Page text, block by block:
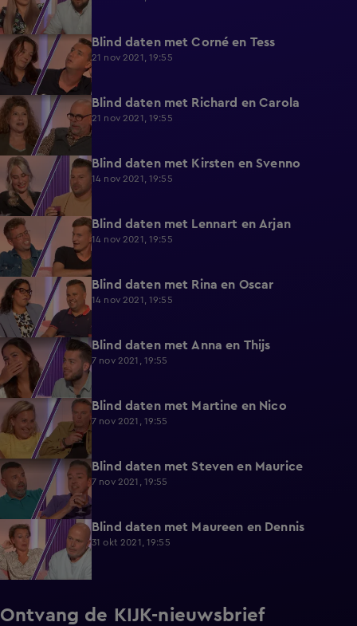
9:57 Blind daten met Corné en Tess
21 nov 2021, 19:55
10:14 Blind daten met Richard en Carola
21 nov 2021, 19:55
8:42 Blind daten met Kirsten en Svenno
14 nov 2021, 19:55
9:08 Blind daten met Lennart en Arjan
14 nov 2021, 19:55
9:53 Blind daten met Rina en Oscar
14 nov 2021, 19:55
9:23 Blind daten met Anna en Thijs
7 nov 2021, 19:55
9:43 Blind daten met Martine en Nico
7 nov 2021, 19:55
9:40 Blind daten met Steven en Maurice
7 nov 2021, 19:55
10:00 Blind daten met Maureen en Dennis
31 okt 2021, 19:55
Ontvang de KIJK-nieuwsbrief